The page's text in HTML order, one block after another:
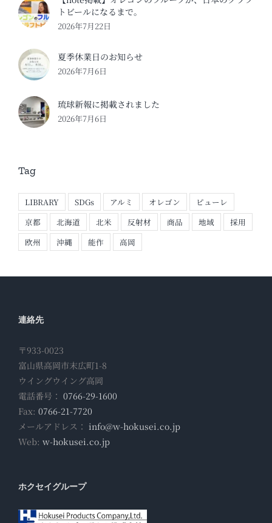
トビールになるまで。
2026年7月22日
夏季休業日のお知らせ
2026年7月6日
琉球新報に掲載されました
2026年7月6日
Tag
LIBRARY SDGs アルミ オレゴン
ピューレ
京都
北海道 北米 反射材 商品 地域
採用
欧州
沖縄 能作 高岡
連絡先
〒933-0023
富山県高岡市末広町1-8
ウイングウイング高岡
電話番号： 0766-29-1600
Fax: 0766-21-7720
メールアドレス： info@w-hokusei.co.jp
Web: w-hokusei.co.jp
ホクセイグループ